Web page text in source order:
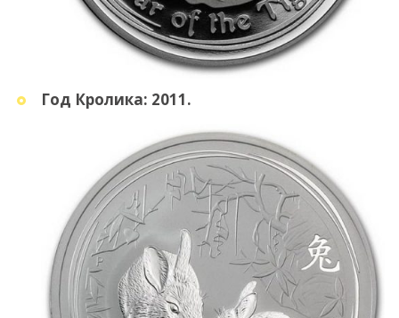
Год Кролика: 2011.